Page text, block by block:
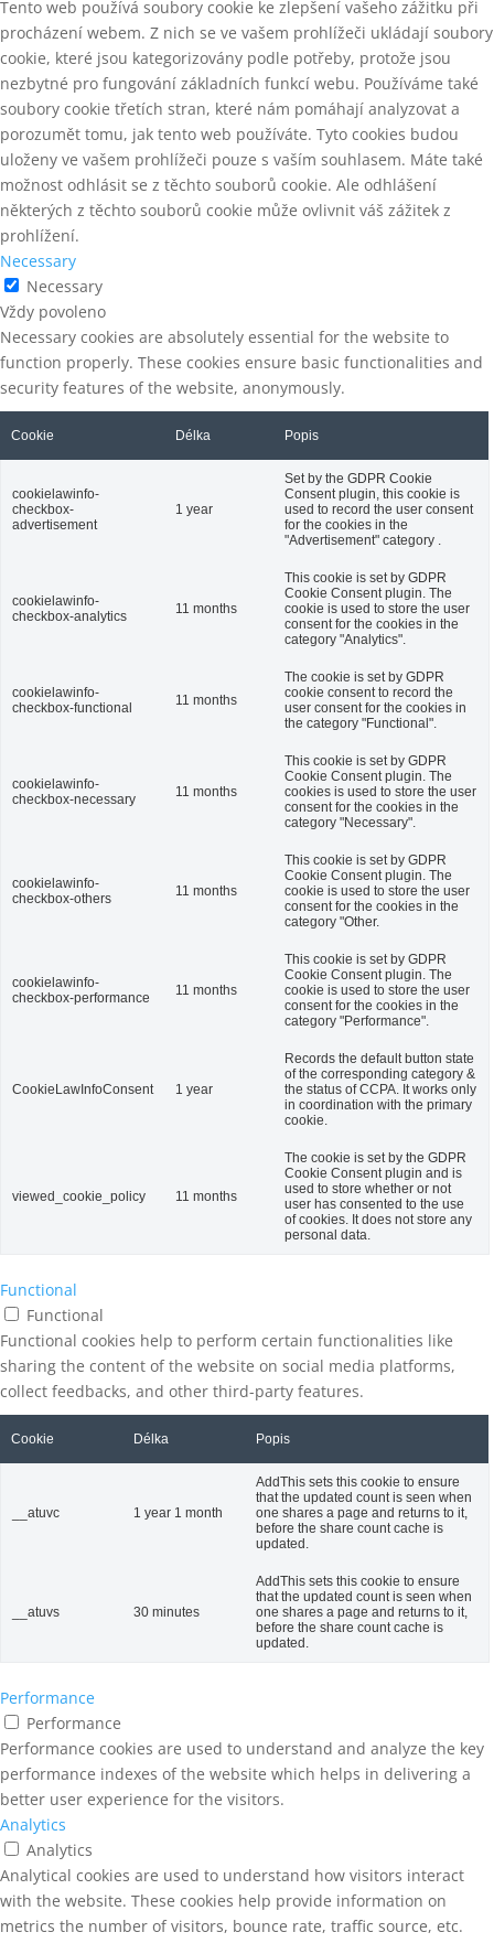
Tento web používá soubory cookie ke zlepšení vašeho zážitku při
procházení webem. Z nich se ve vašem prohlížeči ukládají soubory
cookie, které jsou kategorizovány podle potřeby, protože jsou
nezbytné pro fungování základních funkcí webu. Používáme také
soubory cookie třetích stran, které nám pomáhají analyzovat a
porozumět tomu, jak tento web používáte. Tyto cookies budou
uloženy ve vašem prohlížeči pouze s vaším souhlasem. Máte také
možnost odhlásit se z těchto souborů cookie. Ale odhlášení
některých z těchto souborů cookie může ovlivnit váš zážitek z
prohlížení.
Necessary
Necessary
Vždy povoleno
Necessary cookies are absolutely essential for the website to
function properly. These cookies ensure basic functionalities and
security features of the website, anonymously.
Cookie Délka Popis
cookielawinfo-
checkbox-
advertisement
1 year
Set by the GDPR Cookie
Consent plugin, this cookie is
used to record the user consent
for the cookies in the
"Advertisement" category .
cookielawinfo-
checkbox-analytics
11 months
This cookie is set by GDPR
Cookie Consent plugin. The
cookie is used to store the user
consent for the cookies in the
category "Analytics".
cookielawinfo-
checkbox-functional
11 months
The cookie is set by GDPR
cookie consent to record the
user consent for the cookies in
the category "Functional".
cookielawinfo-
checkbox-necessary
11 months
This cookie is set by GDPR
Cookie Consent plugin. The
cookies is used to store the user
consent for the cookies in the
category "Necessary".
cookielawinfo-
checkbox-others
11 months
This cookie is set by GDPR
Cookie Consent plugin. The
cookie is used to store the user
consent for the cookies in the
category "Other.
cookielawinfo-
checkbox-performance
11 months
This cookie is set by GDPR
Cookie Consent plugin. The
cookie is used to store the user
consent for the cookies in the
category "Performance".
CookieLawInfoConsent 1 year
Records the default button state
of the corresponding category &
the status of CCPA. It works only
in coordination with the primary
cookie.
viewed_cookie_policy 11 months
The cookie is set by the GDPR
Cookie Consent plugin and is
used to store whether or not
user has consented to the use
of cookies. It does not store any
personal data.
Functional
Functional
Functional cookies help to perform certain functionalities like
sharing the content of the website on social media platforms,
collect feedbacks, and other third-party features.
Cookie Délka Popis
__atuvc 1 year 1 month
AddThis sets this cookie to ensure
that the updated count is seen when
one shares a page and returns to it,
before the share count cache is
updated.
__atuvs 30 minutes
AddThis sets this cookie to ensure
that the updated count is seen when
one shares a page and returns to it,
before the share count cache is
updated.
Performance
Performance
Performance cookies are used to understand and analyze the key
performance indexes of the website which helps in delivering a
better user experience for the visitors.
Analytics
Analytics
Analytical cookies are used to understand how visitors interact
with the website. These cookies help provide information on
metrics the number of visitors, bounce rate, traffic source, etc.